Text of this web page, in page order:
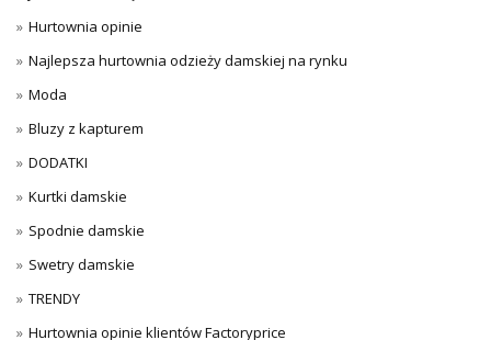
Hurtownia opinie
Najlepsza hurtownia odzieży damskiej na rynku
Moda
Bluzy z kapturem
DODATKI
Kurtki damskie
Spodnie damskie
Swetry damskie
TRENDY
Hurtownia opinie klientów Factoryprice